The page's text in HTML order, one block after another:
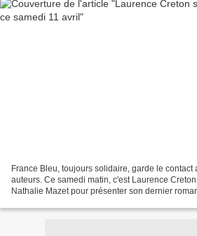
France Bleu, toujours solidaire, garde le contact
auteurs. Ce samedi matin, c'est Laurence
Nathalie Mazet pour présenter son dernier